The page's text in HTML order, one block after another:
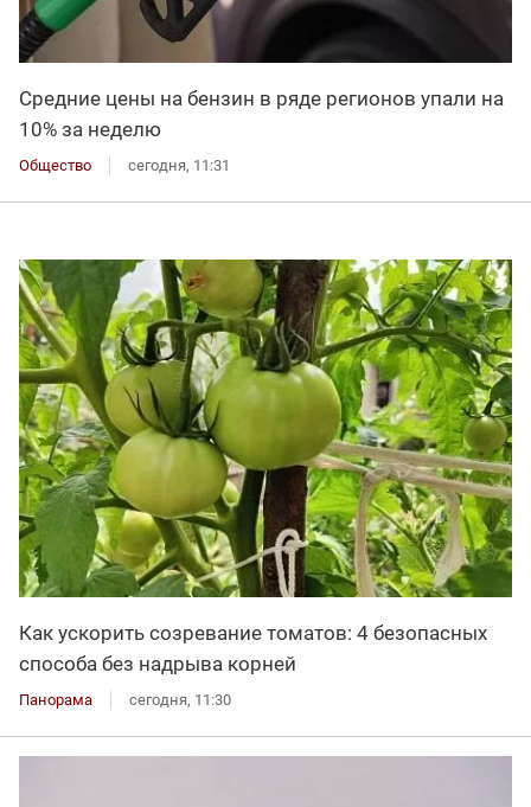
Средние цены на бензин в ряде регионов упали на
10% за неделю
Общество сегодня, 11:31
Как ускорить созревание томатов: 4 безопасных
способа без надрыва корней
Панорама сегодня, 11:30